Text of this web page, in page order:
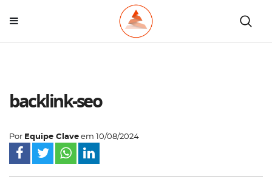
backlink-seo
Por Equipe Clave em 10/08/2024